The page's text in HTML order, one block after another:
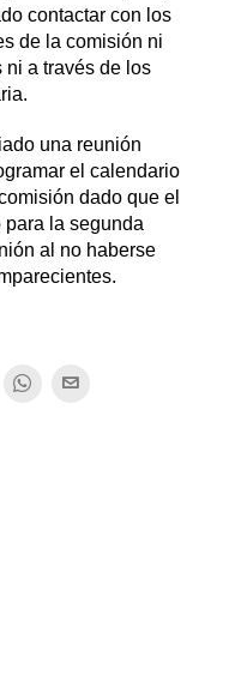
contactar con los
de la comisión ni
ni a través de los
una reunión
el calendario
dado que el
la segunda
al no haberse